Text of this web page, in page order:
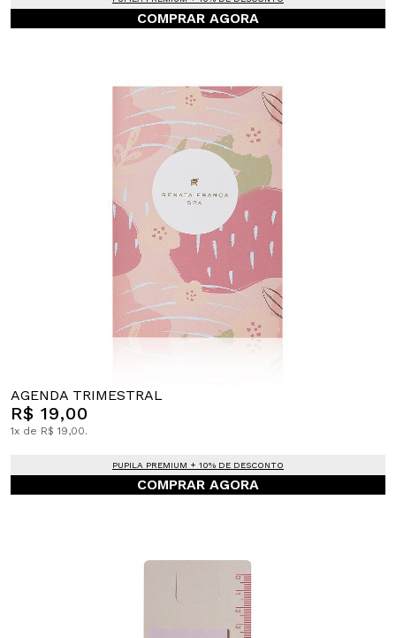
COMPRAR AGORA
AGENDA TRIMESTRAL
R$ 19,00
1x de R$ 19,00.
PUPILA PREMIUM + 10% DE DESCONTO
COMPRAR AGORA